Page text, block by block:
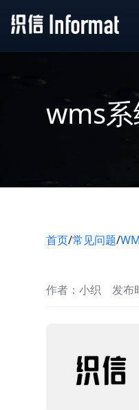
wms
首页/常见问题/
作者：小织 发布